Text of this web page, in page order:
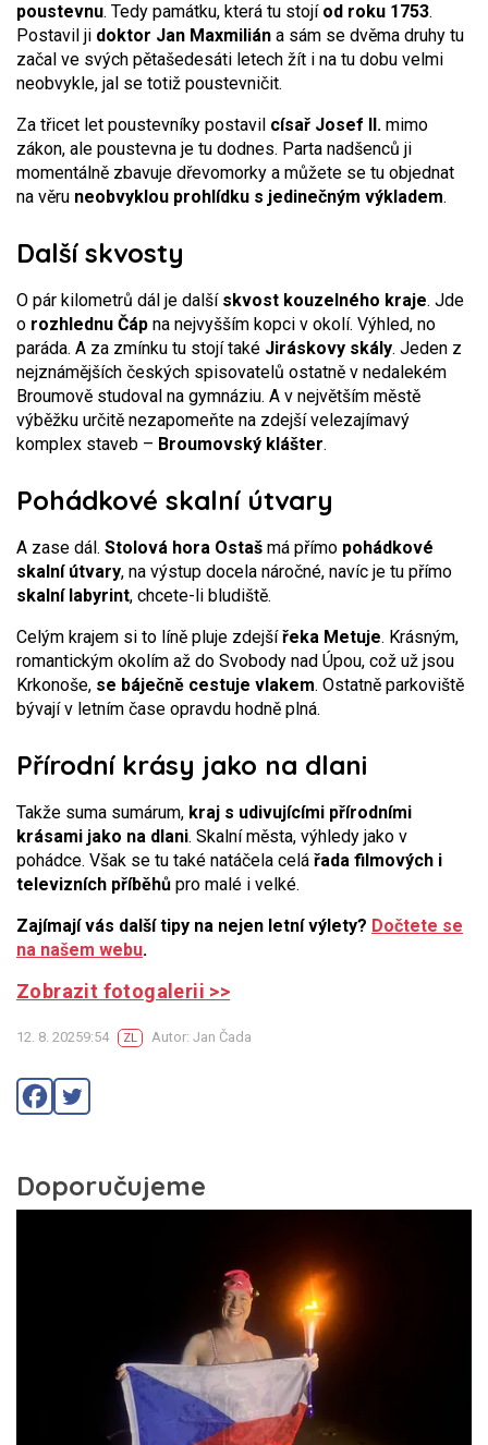
poustevnu. Tedy památku, která tu stojí od roku 1753.
Postavil ji doktor Jan Maxmilián a sám se dvěma druhy tu
začal ve svých pětašedesáti letech žít i na tu dobu velmi
neobvykle, jal se totiž poustevničit.
Za třicet let poustevníky postavil císař Josef II. mimo
zákon, ale poustevna je tu dodnes. Parta nadšenců ji
momentálně zbavuje dřevomorky a můžete se tu objednat
na věru neobvyklou prohlídku s jedinečným výkladem.
Další skvosty
O pár kilometrů dál je další skvost kouzelného kraje. Jde
o rozhlednu Čáp na nejvyšším kopci v okolí. Výhled, no
paráda. A za zmínku tu stojí také Jiráskovy skály. Jeden z
nejznámějších českých spisovatelů ostatně v nedalekém
Broumově studoval na gymnáziu. A v největším městě
výběžku určitě nezapomeňte na zdejší velezajímavý
komplex staveb – Broumovský klášter.
Pohádkové skalní útvary
A zase dál. Stolová hora Ostaš má přímo pohádkové
skalní útvary, na výstup docela náročné, navíc je tu přímo
skalní labyrint, chcete-li bludiště.
Celým krajem si to líně pluje zdejšířeka Metuje. Krásným,
romantickým okolím až do Svobody nad Úpou, což už jsou
Krkonoše, se báječně cestuje vlakem. Ostatně parkoviště
bývají v letním čase opravdu hodně plná.
Přírodní krásy jako na dlani
Takže suma sumárum, kraj s udivujícími přírodními
krásami jako na dlani. Skalní města, výhledy jako v
pohádce. Však se tu také natáčela celá řada filmových i
televizních příběhů pro malé i velké.
Zajímají vás další tipy na nejen letní výlety? Dočtete se
na našem webu.
Zobrazit fotogalerii >>
12. 8. 20259:54 ZL Autor: Jan Čada